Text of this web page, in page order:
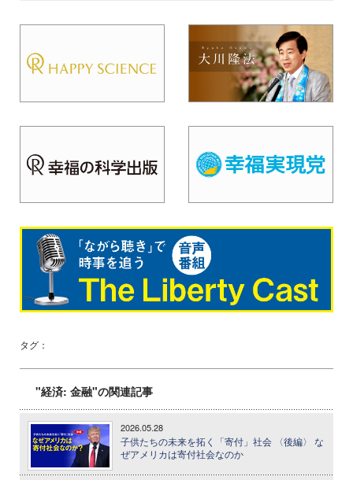
タグ：
"経済: 金融"の関連記事
2026.05.28
子供たちの未来を拓く「寄付」社会 〈後編〉 な
ぜアメリカは寄付社会なのか